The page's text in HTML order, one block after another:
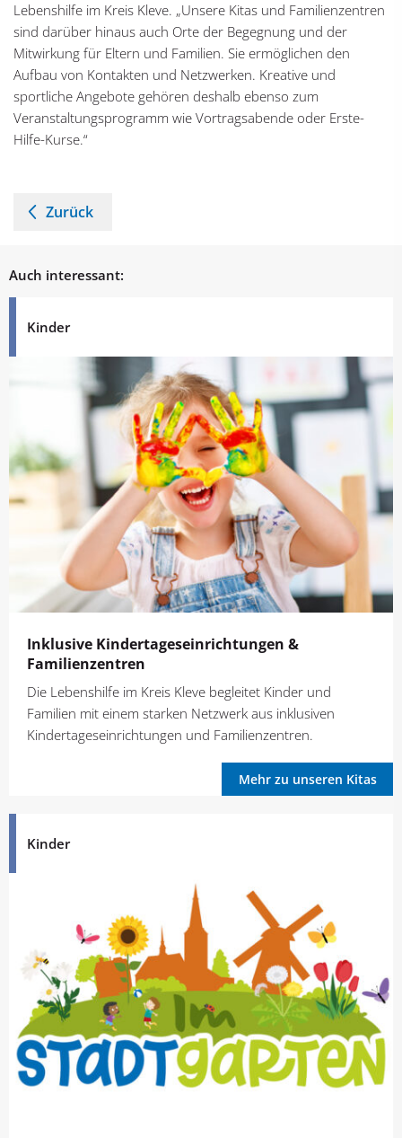
Lebenshilfe im Kreis Kleve. „Unsere Kitas und Familienzentren
sind darüber hinaus auch Orte der Begegnung und der
Mitwirkung für Eltern und Familien. Sie ermöglichen den
Aufbau von Kontakten und Netzwerken. Kreative und
sportliche Angebote gehören deshalb ebenso zum
Veranstaltungsprogramm wie Vortragsabende oder Erste-
Hilfe-Kurse.“
Zurück
Auch interessant:
Kinder
Inklusive Kindertages­einrichtungen &
Familienzentren
Die Lebenshilfe im Kreis Kleve begleitet Kinder und
Familien mit einem starken Netzwerk aus inklusiven
Kindertageseinrichtungen und Familienzentren.
Mehr zu unseren Kitas
Kinder